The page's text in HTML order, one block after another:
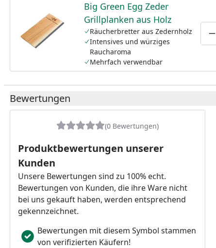
Big Green Egg Zeder
Grillplanken aus Holz
Räucherbretter aus Zedernholz
Intensives und würziges
Raucharoma
Mehrfach verwendbar
Bewertungen
(0 Bewertungen)
Produktbewertungen unserer
Kunden
Unsere Bewertungen sind zu 100% echt.
Bewertungen von Kunden, die ihre Ware nicht
bei uns gekauft haben, werden entsprechend
gekennzeichnet.
Bewertungen mit diesem Symbol stammen
von verifizierten Käufern!